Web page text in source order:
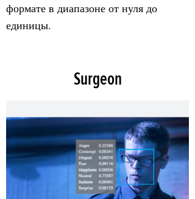
формате в диапазоне от нуля до
единицы.
Surgeon